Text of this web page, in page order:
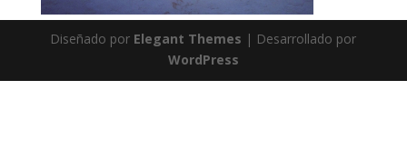
Diseñado por Elegant Themes | Desarrollado por
WordPress